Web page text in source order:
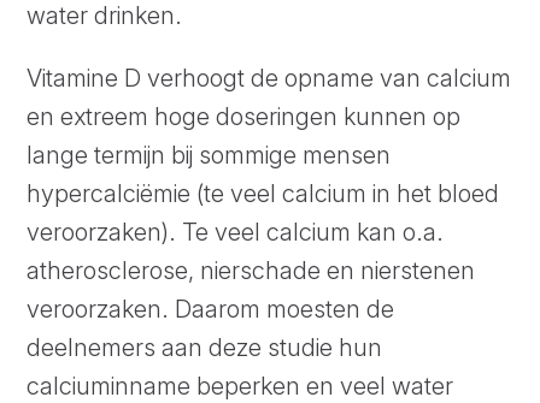
water drinken.
Vitamine D verhoogt de opname van calcium
en extreem hoge doseringen kunnen op
lange termijn bij sommige mensen
hypercalciëmie (te veel calcium in het bloed
veroorzaken). Te veel calcium kan o.a.
atherosclerose, nierschade en nierstenen
veroorzaken. Daarom moesten de
deelnemers aan deze studie hun
calciuminname beperken en veel water